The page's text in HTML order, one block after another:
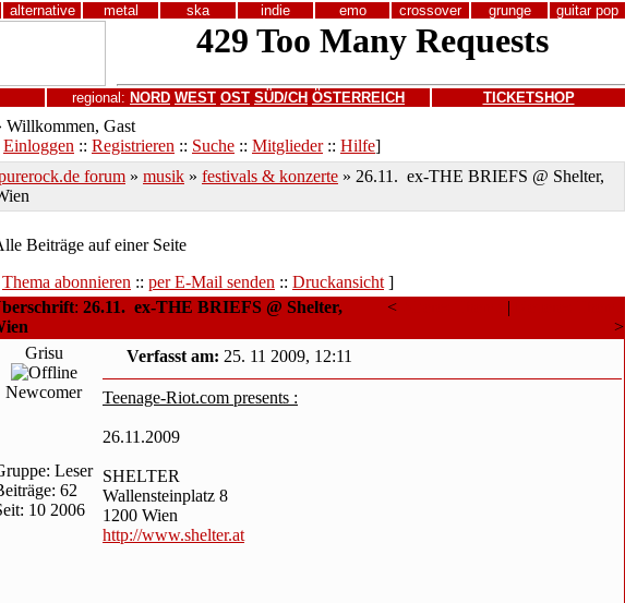
alternative metal ska indie emo crossover grunge guitar pop
regional: NORD WEST OST SÜD/CH ÖSTERREICH
TICKETSHOP
Willkommen, Gast
Einloggen :: Registrieren :: Suche :: Mitglieder:: Hilfe]
forum » musik » festivals & konzerte » 26.11. ex-THE BRIEFS @ Shelter,
Beiträge auf einer Seite
Thema abonnieren :: per E-Mail senden :: Druckansicht ]
: 26.11. ex-THE BRIEFS @ Shelter,
< |
>
Grisu
Newcomer
Leser
62
10 2006
Verfasst am: 25. 11 2009, 12:11
Teenage-Riot.com presents :
26.11.2009
SHELTER
Wallensteinplatz 8
1200 Wien
http://www.shelter.at